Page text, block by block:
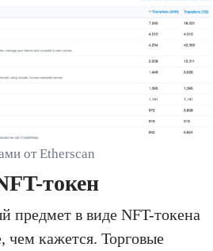
от Etherscan
токен
предмет в виде NFT-токена
чем кажется. Торговые